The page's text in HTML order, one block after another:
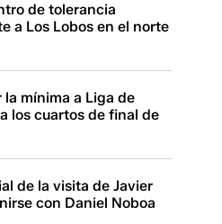
de tolerancia
a Los Lobos en el norte
mínima a Liga de
los cuartos de final de
de la visita de Javier
con Daniel Noboa